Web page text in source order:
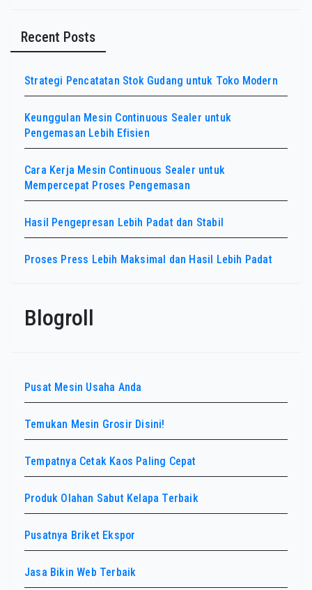
Recent Posts
Strategi Pencatatan Stok Gudang untuk Toko Modern
Keunggulan Mesin Continuous Sealer untuk
Pengemasan Lebih Efisien
Cara Kerja Mesin Continuous Sealer untuk
Mempercepat Proses Pengemasan
Hasil Pengepresan Lebih Padat dan Stabil
Proses Press Lebih Maksimal dan Hasil Lebih Padat
Blogroll
Pusat Mesin Usaha Anda
Temukan Mesin Grosir Disini!
Tempatnya Cetak Kaos Paling Cepat
Produk Olahan Sabut Kelapa Terbaik
Pusatnya Briket Ekspor
Jasa Bikin Web Terbaik